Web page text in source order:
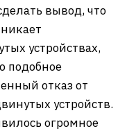
вывод, что
устройствах,
подобное
отказ от
устройств.
огромное